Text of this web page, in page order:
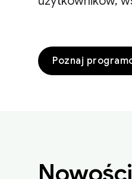
Poznaj
Nowości